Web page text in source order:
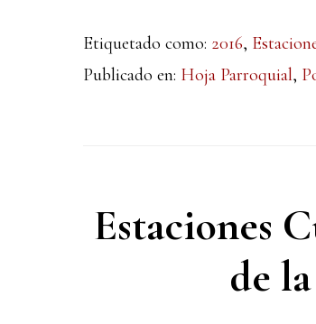
Etiquetado como: 2016,
Publicado en: Hoja Parroquial,
Estaciones
de